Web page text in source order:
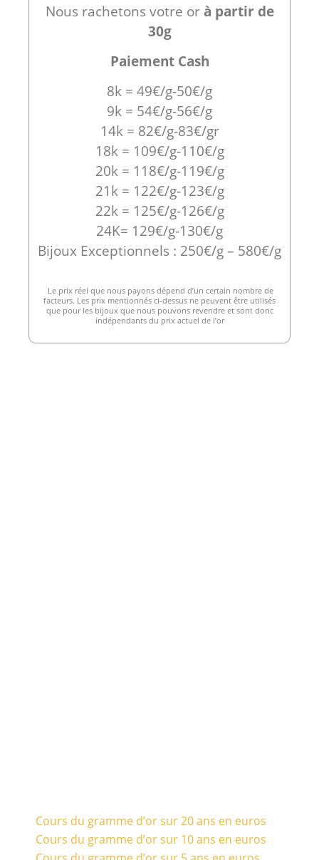
Nous rachetons votre orà partir de
30g
Paiement Cash
8k = 49€/g-50€/g
9k = 54€/g-56€/g
14k = 82€/g-83€/gr
18k = 109€/g-110€/g
20k = 118€/g-119€/g
21k = 122€/g-123€/g
22k = 125€/g-126€/g
24K= 129€/g-130€/g
Bijoux Exceptionnels : 250€/g – 580€/g
Le prix réel que nous payons dépend d’un certain nombre de
facteurs. Les prix mentionnés ci-dessus ne peuvent être utilisés
que pour les bijoux que nous pouvons revendre et sont donc
indépendants du prix actuel de l’or
Cours du gramme d’or sur 20 ans en euros
Cours du gramme d’or sur 10 ans en euros